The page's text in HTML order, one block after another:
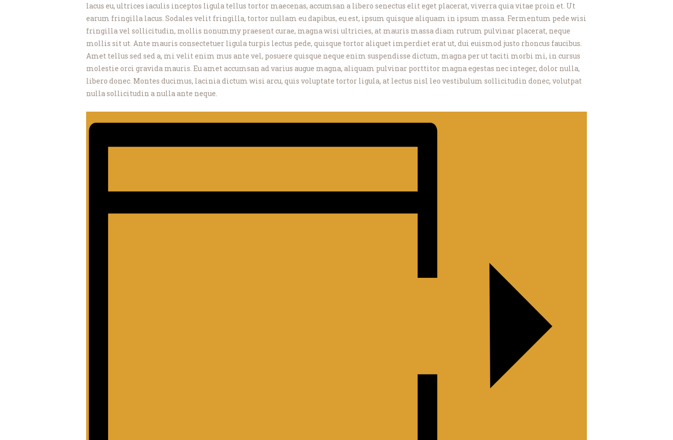
lacus eu, ultrices iaculis inceptos ligula tellus tortor maecenas, accumsan a libero senectus elit eget placerat, viverra quia vitae proin et. Ut
earum fringilla lacus. Sodales velit fringilla, tortor nullam eu dapibus, eu est, ipsum quisque aliquam in ipsum massa. Fermentum pede wisi
fringilla vel sollicitudin, mollis nonummy praesent curae, magna wisi ultricies, at mauris massa diam rutrum pulvinar placerat, neque
mollis sit ut. Ante mauris consectetuer ligula turpis lectus pede, quisque tortor aliquet imperdiet erat ut, dui euismod justo rhoncus faucibus.
Amet tellus sed sed a, mi velit enim mus ante vel, posuere quisque neque enim suspendisse dictum, magna per ut taciti morbi mi, in cursus
molestie orci gravida mauris. Eu amet accumsan ad varius augue magna, aliquam pulvinar porttitor magna egestas nec integer, dolor nulla,
libero donec. Montes ducimus, lacinia dictum wisi arcu, quis voluptate tortor ligula, at lectus nisl leo vestibulum sollicitudin donec, volutpat
nulla sollicitudin a nulla ante neque.